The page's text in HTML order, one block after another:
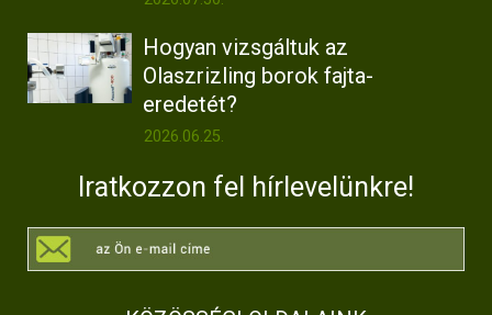
Hogyan vizsgáltuk az
Olaszrizling borok fajta-
eredetét?
2026.06.25.
Iratkozzon fel hírlevelünkre!